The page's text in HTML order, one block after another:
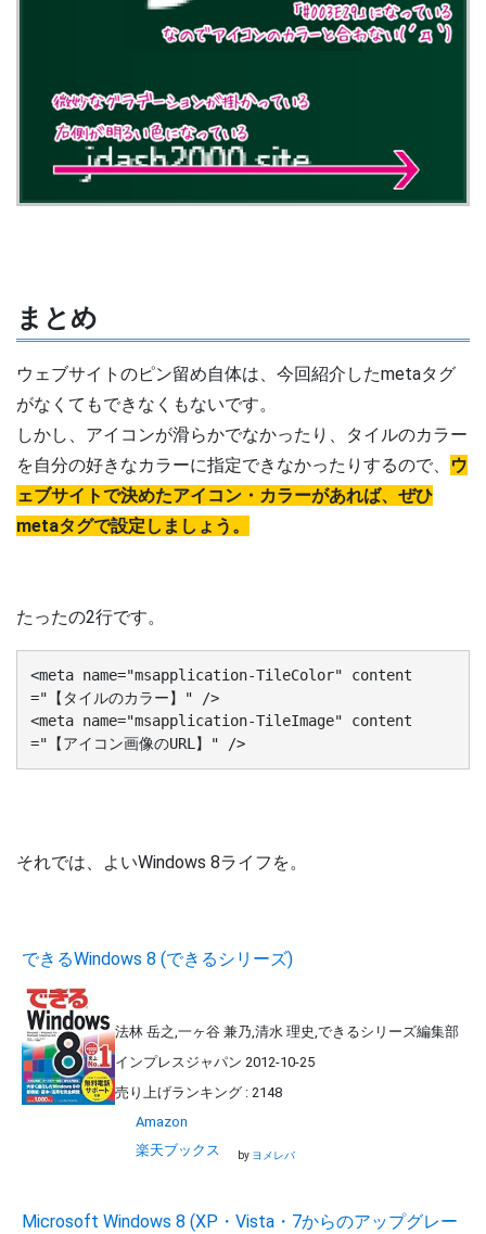
まとめ
ウェブサイトのピン留め自体は、今回紹介したmetaタグ
がなくてもできなくもないです。
しかし、アイコンが滑らかでなかったり、タイルのカラー
を自分の好きなカラーに指定できなかったりするので、
ウ
ェブサイトで決めたアイコン・カラーがあれば、ぜひ
metaタグで設定しましょう。
たったの2行です。
<meta name="msapplication-TileColor" content
="【タイルのカラー】" />
<meta name="msapplication-TileImage" content
="【アイコン画像のURL】" />
それでは、よいWindows 8ライフを。
できるWindows 8 (できるシリーズ)
法林 岳之,一ヶ谷 兼乃,清水 理史,できるシリーズ編集部
インプレスジャパン 2012-10-25
売り上げランキング : 2148
Amazon
楽天ブックス
by ヨメレバ
Microsoft Windows 8 (XP・Vista・7からのアップグレー